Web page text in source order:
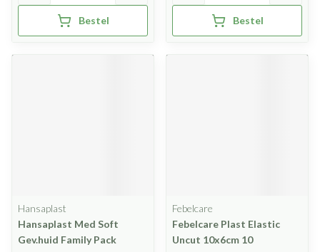
Bestel Bestel
Hansaplast
Hansaplast Med Soft
Gev.huid Family Pack
Febelcare
Febelcare Plast Elastic
Uncut 10x6cm 10